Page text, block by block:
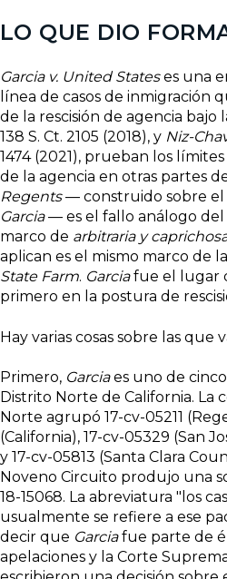
LO QUE DIO
Garcia v. United Stateses una
línea de casos de inmigración
de la rescisión de agencia bajo
138 S. Ct. 2105 (2018), y Niz-
1474 (2021), prueban los
de la agencia en otras partes
Regents— construido sobre
Garcia— es el fallo análogo del
marco de arbitraria y
aplican es el mismo marco de
State Farm. Garciafue el lugar
primero en la postura de
Hay varias cosas sobre las que
Primero, Garciaes uno de cinco
Distrito Norte de California. La
Norte agrupó 17-cv-05211
(California), 17-cv-05329 (San
y 17-cv-05813 (Santa Clara
Noveno Circuito produjo una
18-15068. La abreviatura "los
usualmente se refiere a ese
decir que Garciafue parte de
apelaciones y la Corte